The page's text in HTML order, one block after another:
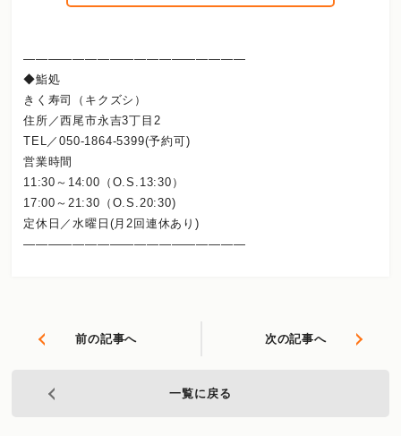
――――――――――――――――――
◆鮨処
きく寿司（キクズシ）
住所／西尾市永吉3丁目2
TEL／050-1864-5399(予約可)
営業時間
11:30～14:00（O.S.13:30）
17:00～21:30（O.S.20:30)
定休日／水曜日(月2回連休あり)
――――――――――――――――――
前の記事へ 次の記事へ
一覧に戻る